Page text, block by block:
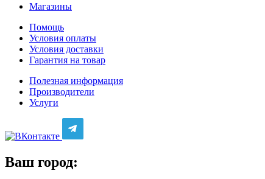
Магазины
Помощь
Условия оплаты
Условия доставки
Гарантия на товар
Полезная информация
Производители
Услуги
Ваш город: